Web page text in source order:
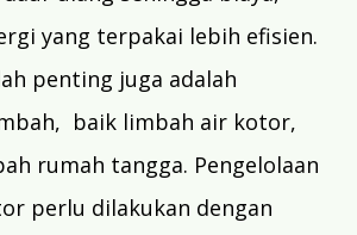
yang terpakai lebih efisien.
penting juga adalah
baik limbah air kotor,
rumah tangga. Pengelolaan
perlu dilakukan dengan